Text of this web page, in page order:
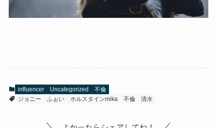
influencer Uncategorized
不倫
ジョニー
ふぉい ホルスタインmika 不倫 清水